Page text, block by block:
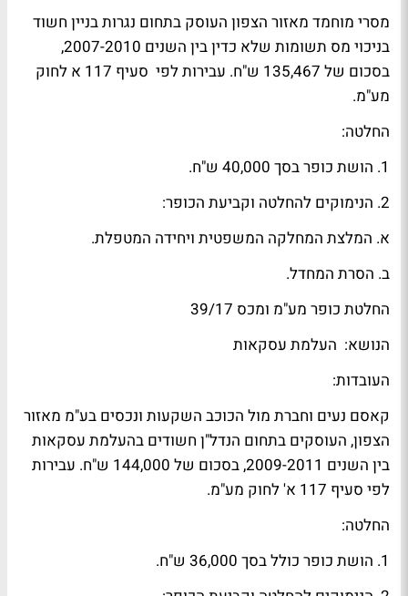
מסרי מוחמד מאזור הצפון העוסק בתחום נגרות בניין חשוד
בניכוי מס תשומות שלא כדין בין השנים 2007-2010,
בסכום של 135,467 ש"ח. עבירות לפי סעיף 117 א לחוק
מע"מ.
החלטה:
1. הושת כופר בסך 40,000 ש"ח.
2. הנימוקים להחלטה וקביעת הכופר:
א. המלצת המחלקה המשפטית ויחידה המטפלת.
ב. הסרת המחדל.
החלטת כופר מע"מ ומכס 39/17
הנושא: העלמת עסקאות
העובדות:
קאסם נעים וחברת מול הכוכב השקעות ונכסים בע"מ מאזור
הצפון, העוסקים בתחום הנדל"ן חשודים בהעלמת עסקאות
בין השנים 2009-2011, בסכום של 144,000 ש"ח. עבירות
לפי סעיף 117 א' לחוק מע"מ.
החלטה:
1. הושת כופר כולל בסך 36,000 ש"ח.